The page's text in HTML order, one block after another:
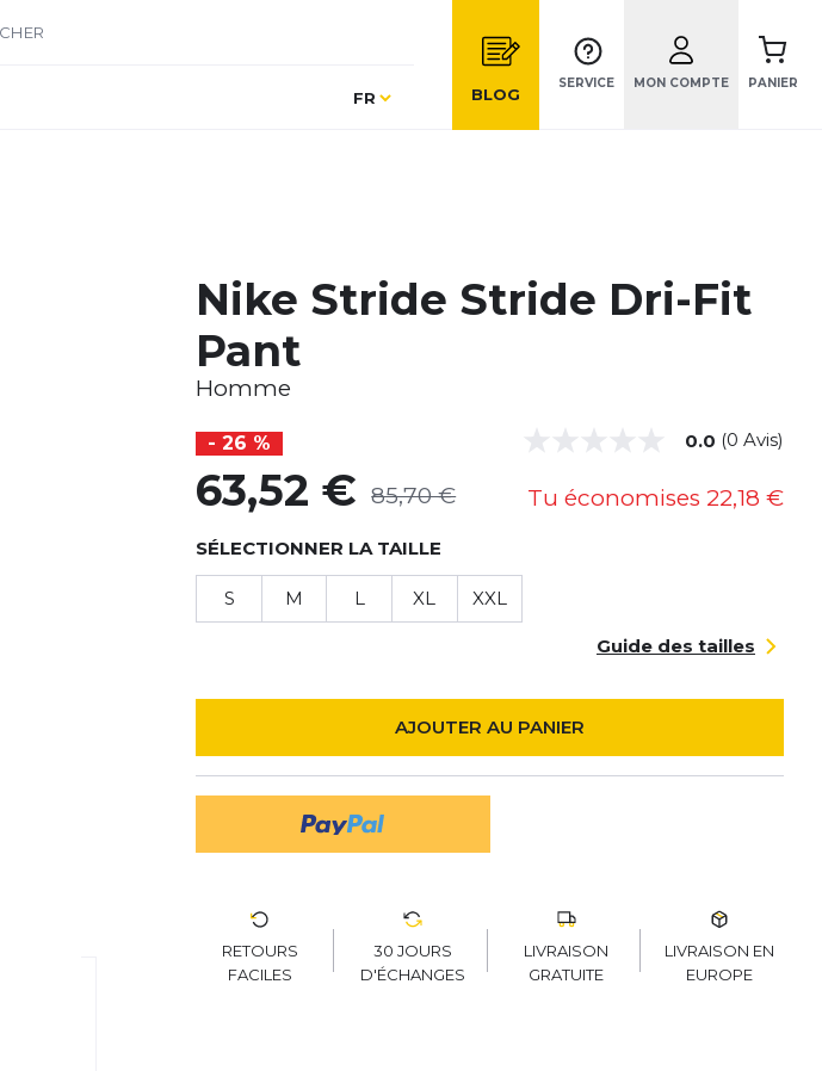
Langue
FR BLOG
SERVICE MON COMPTE PANIER
Nike Stride Stride Dri-Fit
Pant
Homme
- 26 % 0.0 (0 Avis)
63,52 € 85,70 € Tu économises 22,18 €
SÉLECTIONNER LA TAILLE
S M L XL XXL
Guide des tailles
AJOUTER AU PANIER
RETOURS
FACILES
30 JOURS
D'ÉCHANGES
LIVRAISON
GRATUITE
LIVRAISON EN
EUROPE